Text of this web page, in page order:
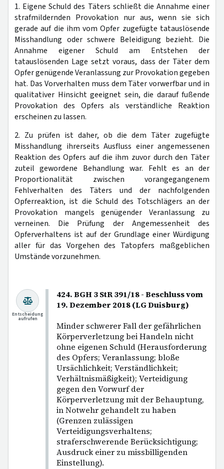
1. Eigene Schuld des Täters schließt die Annahme einer
strafmildernden Provokation nur aus, wenn sie sich
gerade auf die ihm vom Opfer zugefügte tatauslösende
Misshandlung oder schwere Beleidigung bezieht. Die
Annahme eigener Schuld am Entstehen der
tatauslösenden Lage setzt voraus, dass der Täter dem
Opfer genügende Veranlassung zur Provokation gegeben
hat. Das Vorverhalten muss dem Täter vorwerfbar und in
qualitativer Hinsicht geeignet sein, die darauf fußende
Provokation des Opfers als verständliche Reaktion
erscheinen zu lassen.
2. Zu prüfen ist daher, ob die dem Täter zugefügte
Misshandlung ihrerseits Ausfluss einer angemessenen
Reaktion des Opfers auf die ihm zuvor durch den Täter
zuteil gewordene Behandlung war. Fehlt es an der
Proportionalität zwischen vorangegangenem
Fehlverhalten des Täters und der nachfolgenden
Opferreaktion, ist die Schuld des Totschlägers an der
Provokation mangels genügender Veranlassung zu
verneinen. Die Prüfung der Angemessenheit des
Opferverhaltens ist auf der Grundlage einer Würdigung
aller für das Vorgehen des Tatopfers maßgeblichen
Umstände vorzunehmen.
424. BGH 3 StR 391/18 - Beschluss vom
19. Dezember 2018 (LG Duisburg)
Minder schwerer Fall der gefährlichen
Körperverletzung bei Handeln nicht
ohne eigenen Schuld (Herausforderung
des Opfers; Veranlassung; bloße
Ursächlichkeit; Verständlichkeit;
Verhältnismäßigkeit); Verteidigung
gegen den Vorwurf der
Körperverletzung mit der Behauptung,
in Notwehr gehandelt zu haben
(Grenzen zulässigen
Verteidigungsverhaltens;
straferschwerende Berücksichtigung;
Ausdruck einer zu missbilligenden
Einstellung).
Entscheidung
aufrufen